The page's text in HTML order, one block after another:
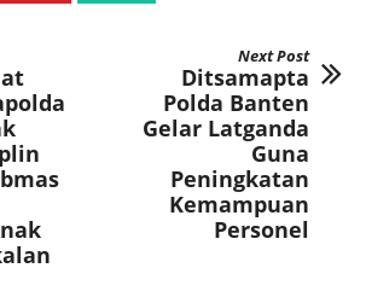
Next Post
Ditsamapta
Polda Banten
Gelar Latganda
Guna
Peningkatan
Kemampuan
Personel